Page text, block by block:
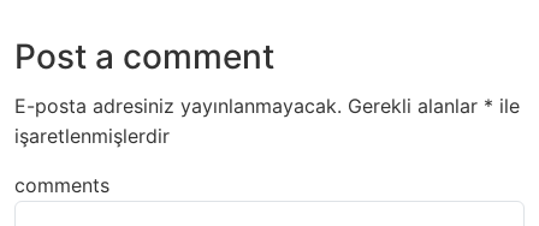
Post a comment
E-posta adresiniz yayınlanmayacak. Gerekli alanlar * ile
işaretlenmişlerdir
comments